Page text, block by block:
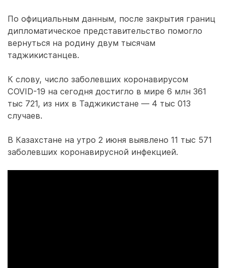
По официальным данным, после закрытия границ
дипломатическое представительство помогло
вернуться на родину двум тысячам
таджикистанцев.
К слову, число заболевших коронавирусом
COVID-19 на сегодня достигло в мире 6 млн 361
тыс 721, из них в Таджикистане — 4 тыс 013
случаев.
В Казахстане на утро 2 июня выявлено 11 тыс 571
заболевших коронавирусной инфекцией.